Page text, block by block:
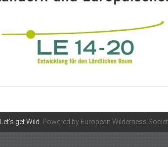
Let's get Wild . Powered by European Wilderness